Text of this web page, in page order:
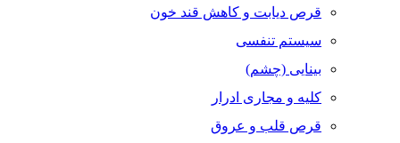
قرص دیابت و کاهش قند خون
سیستم تنفسی
بینایی (چشم)
کلیه و مجاری ادرار
قرص قلب و عروق